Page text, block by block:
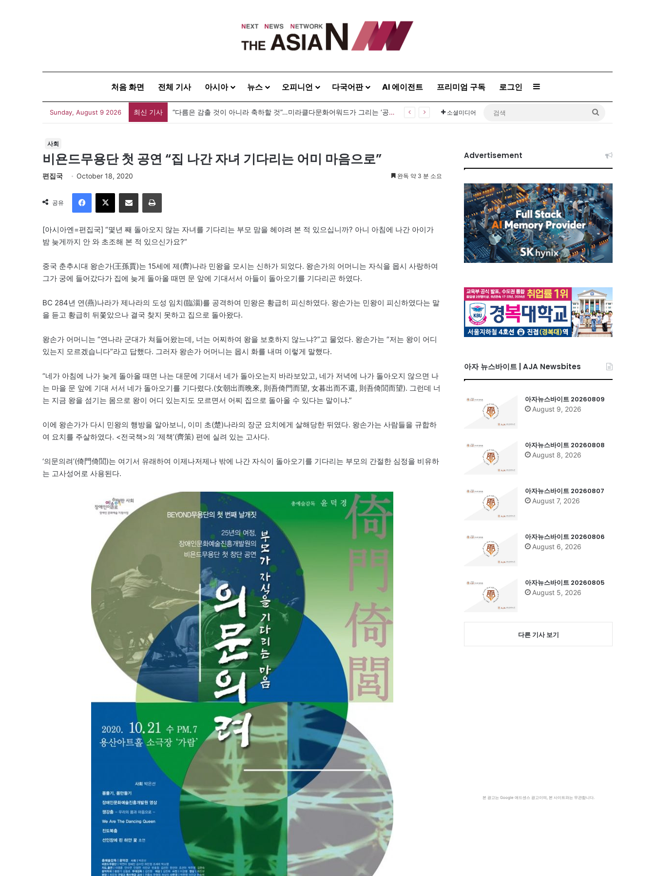
처음 화면 전체 기사 아시아 뉴스 오피니언 다국어판 AI 에이전트 프리미엄 구독 로그인 Sidebar
Sunday, August 9 2026 최신 기사 “다름은 감출 것이 아니라 축하할 것”…미라클다문화어워드가 그리는 ‘공존’의 미래 소셜미디어
사회
비욘드무용단 첫 공연 “집 나간 자녀 기다리는 어미 마음으로”
편집국 October 18, 2020 완독 약 3 분 소요
공유
이메일
[아시아엔=편집국] “몇년 째 돌아오지 않는 자녀를 기다리는 부모 맘을 헤야려 본 적 있으십니까? 아니 아침에 나간 아이가
밤 늦게까지 안 와 초조해 본 적 있으신가요?”
중국 춘추시대 왕손가(王孫賈)는 15세에 제(齊)나라 민왕을 모시는 신하가 되었다. 왕손가의 어머니는 자식을 몹시 사랑하여
그가 궁에 들어갔다가 집에 늦게 돌아올 때면 문 앞에 기대서서 아들이 돌아오기를 기다리곤 하였다.
BC 284년 연(燕)나라가 제나라의 도성 임치(臨淄)를 공격하여 민왕은 황급히 피신하였다. 왕손가는 민왕이 피신하였다는 말
을 듣고 황급히 뒤쫓았으나 결국 찾지 못하고 집으로 돌아왔다.
왕손가 어머니는 “연나라 군대가 쳐들어왔는데, 너는 어찌하여 왕을 보호하지 않느냐?”고 물었다. 왕손가는 “저는 왕이 어디
있는지 모르겠습니다”라고 답했다. 그러자 왕손가 어머니는 몹시 화를 내며 이렇게 말했다.
“네가 아침에 나가 늦게 돌아올 때면 나는 대문에 기대서 네가 돌아오는지 바라보았고, 네가 저녁에 나가 돌아오지 않으면 나
는 마을 문 앞에 기대 서서 네가 돌아오기를 기다렸다.(女朝出而晩來, 則吾倚門而望, 女暮出而不還, 則吾倚閭而望). 그런데 너
는 지금 왕을 섬기는 몸으로 왕이 어디 있는지도 모르면서 어찌 집으로 돌아올 수 있다는 말이냐.”
이에 왕손가가 다시 민왕의 행방을 알아보니, 이미 초(楚)나라의 장군 요치에게 살해당한 뒤였다. 왕손가는 사람들을 규합하
여 요치를 주살하였다. <전국책>의 ‘제책’(齊策) 편에 실려 있는 고사다.
‘의문의려’(倚門倚閭)는 여기서 유래하여 이제나저제나 밖에 나간 자식이 돌아오기를 기다리는 부모의 간절한 심정을 비유하
는 고사성어로 사용된다.
Advertisement
아자 뉴스바이트 | AJA Newsbites
아자뉴스바이트 20260809
August 9, 2026
아자뉴스바이트 20260808
August 8, 2026
아자뉴스바이트 20260807
August 7, 2026
아자뉴스바이트 20260806
August 6, 2026
아자뉴스바이트 20260805
August 5, 2026
다른 기사 보기
본 광고는 Google 애드센스 광고이며, 본 사이트와는 무관합니다.